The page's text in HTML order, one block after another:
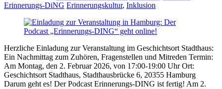
Erinnerungs-DiNG Erinnerungskultur, Inklusion
Herzliche Einladung zur Veranstaltung im Geschichtsort Stadthaus:
Ein Nachmittag zum Zuhören, Fragenstellen und Mitreden Termin:
Am Montag, den 2. Februar 2026, von 17:00-19:00 Uhr Ort:
Geschichtsort Stadthaus, Stadthausbrücke 6, 20355 Hamburg
Darum geht es! Der Podcast Erinnerungs-DING ist fertig! Am 2.